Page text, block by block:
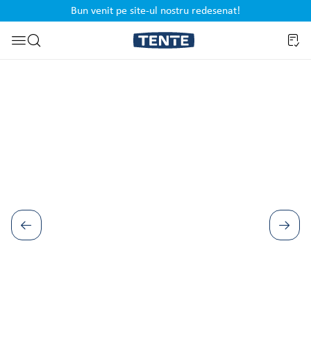
Sari la căutareBun venit pe site-ul nostru redesenat!